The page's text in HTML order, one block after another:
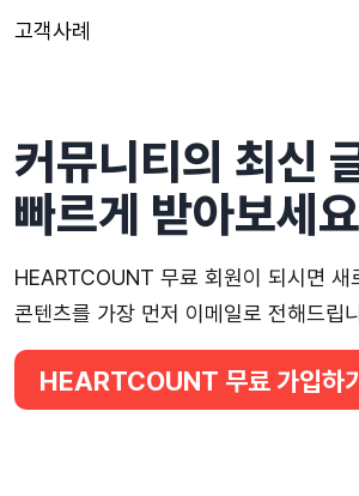
고객사례
커뮤니티의 최신
빠르게 받아보세요
HEARTCOUNT 무료 회원이 되시면 새
콘텐츠를 가장 먼저 이메일로 전해드립
HEARTCOUNT 무료 가입하